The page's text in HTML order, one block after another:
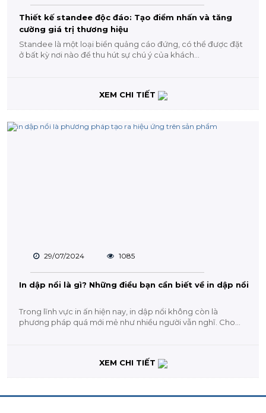
Thiết kế standee độc đáo: Tạo điểm nhấn và tăng
cường giá trị thương hiệu
Standee là một loại biển quảng cáo đứng, có thể được đặt
ở bất kỳ nơi nào để thu hút sự chú ý của khách...
XEM CHI TIẾT
29/07/2024 1085
In dập nổi là gì? Những điều bạn cần biết về in dập nổi
Trong lĩnh vực in ấn hiện nay, in dập nổi không còn là
phương pháp quá mới mẻ như nhiều người vẫn nghĩ. Cho
XEM CHI TIẾT